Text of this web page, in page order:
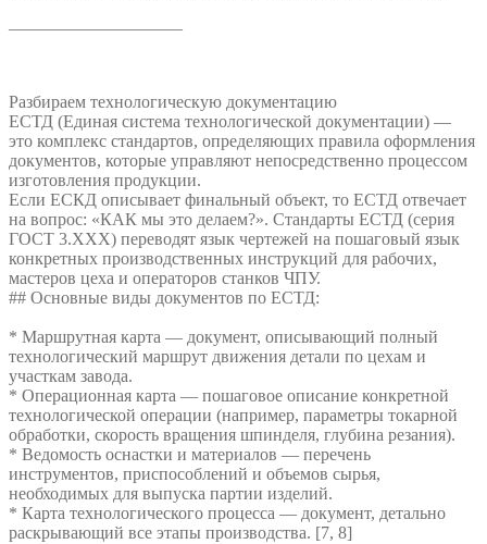
——————————
Разбираем технологическую документацию
ЕСТД (Единая система технологической документации) —
это комплекс стандартов, определяющих правила оформления
документов, которые управляют непосредственно процессом
изготовления продукции.
Если ЕСКД описывает финальный объект, то ЕСТД отвечает
на вопрос: «КАК мы это делаем?». Стандарты ЕСТД (серия
ГОСТ 3.ХХХ) переводят язык чертежей на пошаговый язык
конкретных производственных инструкций для рабочих,
мастеров цеха и операторов станков ЧПУ.
## Основные виды документов по ЕСТД:
* Маршрутная карта — документ, описывающий полный
технологический маршрут движения детали по цехам и
участкам завода.
* Операционная карта — пошаговое описание конкретной
технологической операции (например, параметры токарной
обработки, скорость вращения шпинделя, глубина резания).
* Ведомость оснастки и материалов — перечень
инструментов, приспособлений и объемов сырья,
необходимых для выпуска партии изделий.
* Карта технологического процесса — документ, детально
раскрывающий все этапы производства. [7, 8]